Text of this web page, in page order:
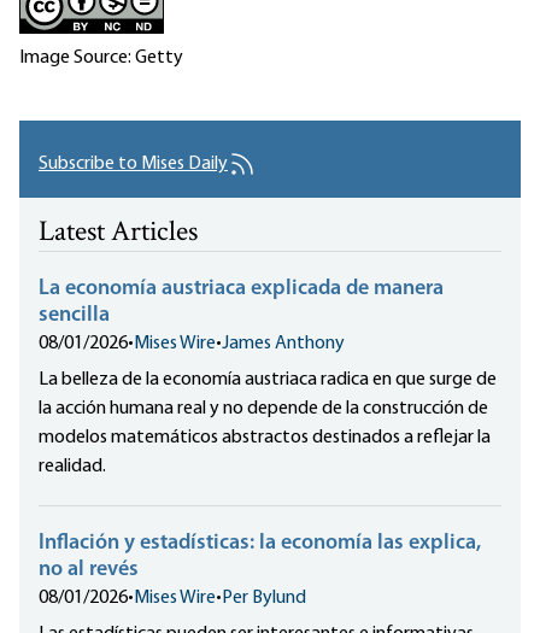
Image Source: Getty
Subscribe to Mises Daily
Latest Articles
La economía austriaca explicada de manera
sencilla
08/01/2026• Mises Wire•James Anthony
La belleza de la economía austriaca radica en que surge de
la acción humana real y no depende de la construcción de
modelos matemáticos abstractos destinados a reflejar la
realidad.
Inflación y estadísticas: la economía las explica,
no al revés
08/01/2026• Mises Wire•Per Bylund